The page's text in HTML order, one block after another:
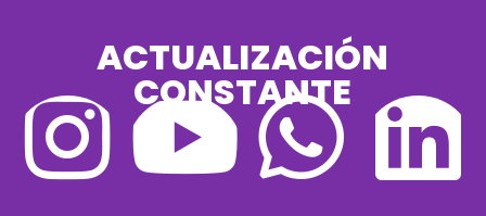
ACTUALIZACIÓN
CONSTANTE